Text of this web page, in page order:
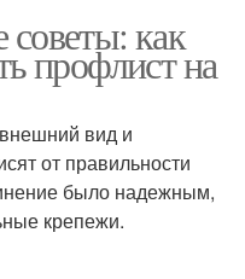
как
профлист на
вид и
от правильности
было надежным,
крепежи.